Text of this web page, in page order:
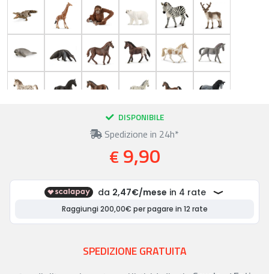
DISPONIBILE
Spedizione in 24h*
€ 9,90
SPEDIZIONE GRATUITA